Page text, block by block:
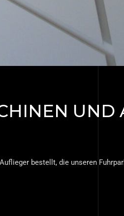
UND
bestellt, die unseren